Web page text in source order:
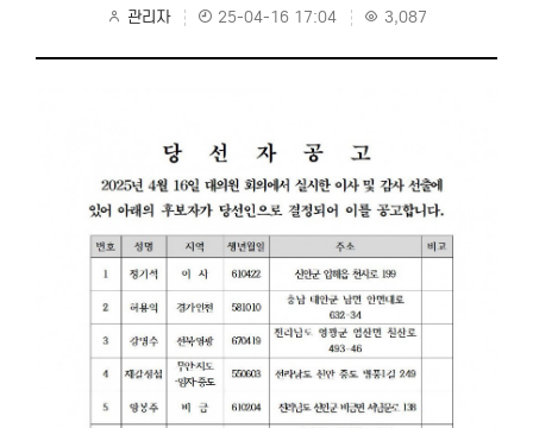
관리자 25-04-16 17:04 3,087